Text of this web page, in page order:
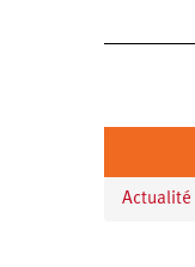
Actualité
Actualité